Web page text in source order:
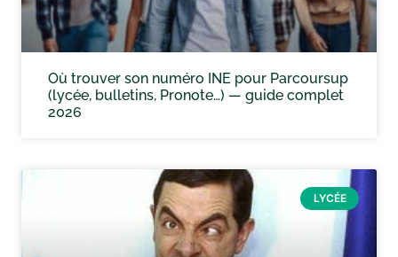
Où trouver son numéro INE pour Parcoursup
(lycée, bulletins, Pronote…) — guide complet
2026
LYCÉE